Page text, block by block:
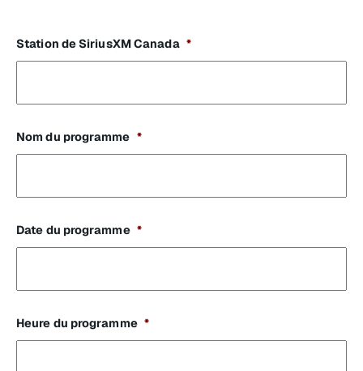
Station de SiriusXM Canada *
Nom du programme *
Date du programme *
Heure du programme *